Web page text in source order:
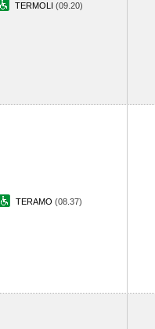
TERMOLI (09.20)
TERAMO (08.37)